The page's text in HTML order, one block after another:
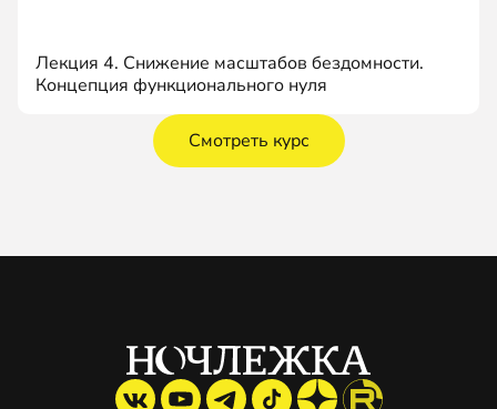
Лекция 4. Снижение масштабов бездомности.
Концепция функционального нуля
Смотреть курс